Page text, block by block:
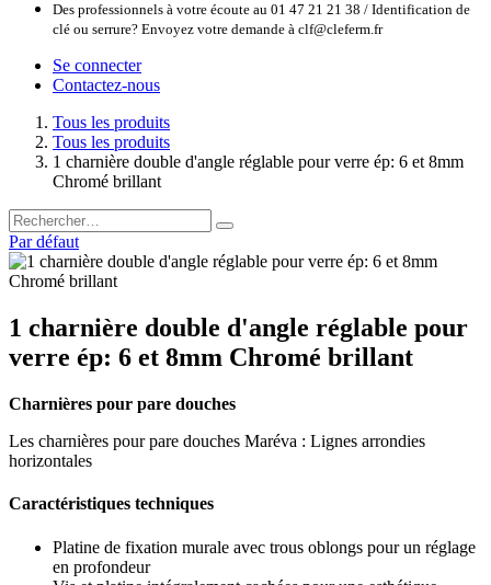
Des professionnels à votre écoute au 01 47 21 21 38 / Identification de
clé ou serrure? Envoyez votre demande à clf@cleferm.fr
Se connecter
Contactez-nous
Tous les produits
Tous les produits
1 charnière double d'angle réglable pour verre ép: 6 et 8mm
Chromé brillant
Par défaut
1 charnière double d'angle réglable pour
verre ép: 6 et 8mm Chromé brillant
Charnières pour pare douches
Les charnières pour pare douches Maréva : Lignes arrondies
horizontales
Caractéristiques techniques
Platine de fixation murale avec trous oblongs pour un réglage
en profondeur